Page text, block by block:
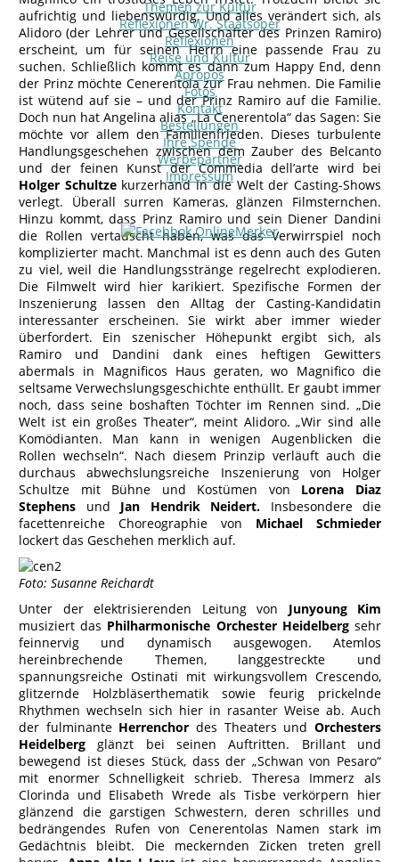
Themen zur Kultur
Reflexionen Wr. Staatsoper
Reflexionen
Reise und Kultur
Apropos
Fotos
Kontakt
Bestellungen
Ihre Spende
Werbepartner
Impressum
aufrichtig und liebenswürdig. Und alles verändert sich, als
Alidoro (der Lehrer und Gesellschafter des Prinzen Ramiro)
erscheint, um für seinen Herrn eine passende Frau zu
suchen. Schließlich kommt es dann zum Happy End, denn
der Prinz möchte Cenerentola zur Frau nehmen. Die Familie
ist wütend auf sie – und der Prinz Ramiro auf die Familie.
Doch nun hat Angelina alias „La Cenerentola“ das Sagen: Sie
möchte vor allem den Familienfrieden. Dieses turbulente
Handlungsgeschehen zwischen dem Zauber des Belcanto
und der feinen Kunst der Commedia dell’arte wird bei
Holger Schultzekurzerhand in die Welt der Casting-Shows
verlegt. Überall surren Kameras, glänzen Filmsternchen.
Hinzu kommt, dass Prinz Ramiro und sein Diener Dandini
die Rollen vertauscht haben, was das Verwirrspiel noch
komplizierter macht. Manchmal ist es denn auch des Guten
zu viel, weil die Handlungsstränge regelrecht explodieren.
Die Filmwelt wird hier karikiert. Spezifische Formen der
Inszenierung lassen den Alltag der Casting-Kandidatin
interessanter erscheinen. Sie wirkt aber immer wieder
überfordert. Ein szenischer Höhepunkt ergibt sich, als
Ramiro und Dandini dank eines heftigen Gewitters
abermals in Magnificos Haus geraten, wo Magnifico die
seltsame Verwechslungsgeschichte enthüllt. Er gaubt immer
noch, dass seine boshaften Töchter im Rennen sind. „Die
Welt ist ein großes Theater“, meint Alidoro. „Wir sind alle
Komödianten. Man kann in wenigen Augenblicken die
Rollen wechseln“. Nach diesem Prinzip verläuft auch die
durchaus abwechslungsreiche Inszenierung von Holger
Schultze mit Bühne und Kostümen von Lorena Diaz
Stephens und Jan Hendrik Neidert. Insbesondere die
facettenreiche Choreographie von Michael Schmieder
lockert das Geschehen merklich auf.
Foto: Susanne Reichardt
Unter der elektrisierenden Leitung von Junyoung Kim
musiziert das Philharmonische Orchester Heidelbergsehr
feinnervig und dynamisch ausgewogen. Atemlos
hereinbrechende Themen, langgestreckte und
spannungsreiche Ostinati mit wirkungsvollem Crescendo,
glitzernde Holzbläserthematik sowie feurig prickelnde
Rhythmen wechseln sich hier in rasanter Weise ab. Auch
der fulminante Herrenchor des Theaters undOrchesters
Heidelberg glänzt bei seinen Auftritten. Brillant und
bewegend ist dieses Stück, dass der „Schwan von Pesaro“
mit enormer Schnelligkeit schrieb. Theresa Immerz als
Clorinda und Elisabeth Wrede als Tisbe verkörpern hier
glänzend die garstigen Schwestern, deren schrilles und
bedrängendes Rufen von Cenerentolas Namen stark im
Gedächtnis bleibt. Die meckernden Zicken treten grell